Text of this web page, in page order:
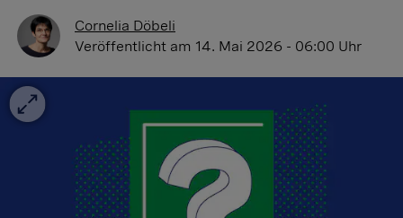
Cornelia Döbeli
Veröffentlicht am 14. Mai 2026 - 06:00 Uhr